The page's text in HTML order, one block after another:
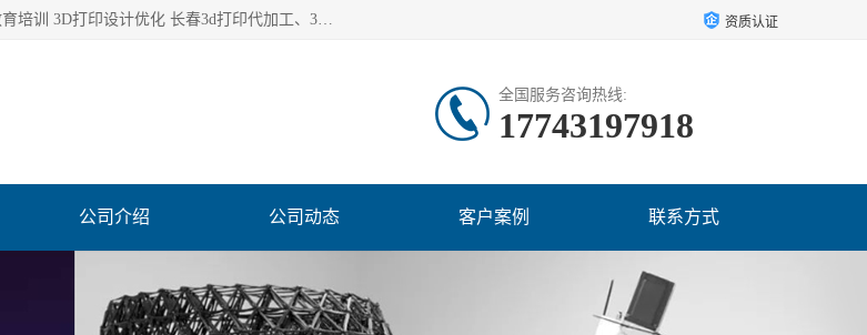
长春市东师青鸟科技有限公司从事3D打印代加工 3D打印设计服务 3D打印相关教育培训 3D打印设计优化 长春3d打印代加工、3D打印代加工及设计服务、3D打印相关教育培训、专利代理及优化、3D打印上下游技术服务，深耕工业设计、机械设计、3D打印多年年，拥有多项技术，辅助数十位客户完成自己的发明及实用新型专利。 资质认证
全国服务咨询热线:
17743197918
公司介绍 公司动态 客户案例 联系方式